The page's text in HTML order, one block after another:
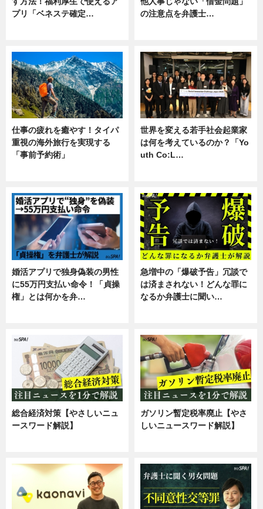
プリ「ベネステ確定…
の注意点を弁護士…
仕事の疲れを癒やす！タイパ
重視の海外旅行を実現する
「事前予約術」
世界を変える若手社会起業家
は何を考えているのか？「Yo
uth Co:L…
婚活アプリで独身偽装の男性
に55万円支払い命令！「貞操
権」とは何かを弁…
急増中の「爆破予告」冗談で
は済まされない！どんな罪に
なるか弁護士に聞い…
総合経済対策【やさしいニュ
ースワード解説】
ガソリン暫定税率廃止【やさ
しいニュースワード解説】